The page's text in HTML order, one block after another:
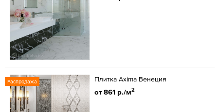
Распродажа Плитка Axima Венеция
от 861 р./м2